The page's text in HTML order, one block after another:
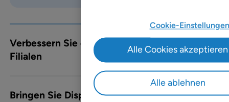
Verbessern Sie die Zusammenarbeit mit
Filialen
Bringen Sie Disposition und Verkaufsfläche
Cookie-Einstellungen
Alle ablehnen
Alle Cookies akzeptieren